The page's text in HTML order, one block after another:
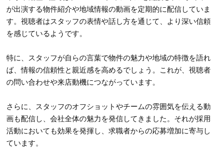
が出演する物件紹介や地域情報の動画を定期的に配信していま
す。視聴者はスタッフの表情や話し方を通じて、より深い信頼
を感じているようです。
特に、スタッフが自らの言葉で物件の魅力や地域の特徴を語れ
ば、情報の信頼性と親近感を高めるでしょう。これが、視聴者
の問い合わせや来店動機につながっています。
さらに、スタッフのオフショットやチームの雰囲気を伝える動
画も配信し、会社全体の魅力を発信してきました。それが採用
活動においても効果を発揮し、求職者からの応募増加に寄与し
ています。